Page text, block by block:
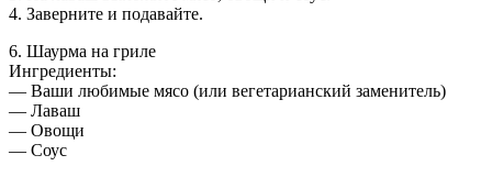
4. Заверните и подавайте.
6. Шаурма на гриле
Ингредиенты:
— Ваши любимые мясо (или вегетарианский заменитель)
— Лаваш
— Овощи
— Соус